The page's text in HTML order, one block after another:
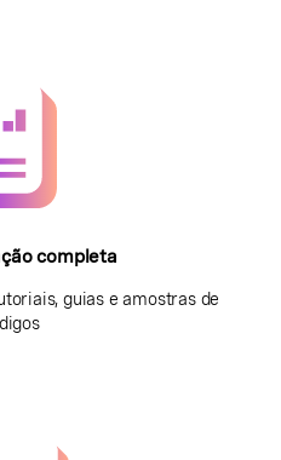
completa
guias e amostras de